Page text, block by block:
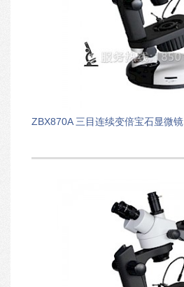
ZBX870A 三目连续变倍宝石显微镜